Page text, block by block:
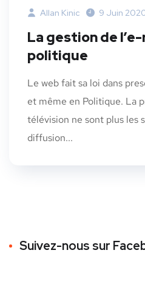
Allan Kinic 9 Juin
La gestion de
politique
Le web fait sa loi dans
et même en Politique. La
télévision ne sont plus les
diffusion...
Suivez-nous sur